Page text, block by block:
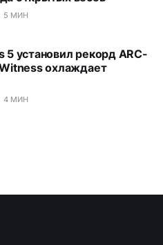
5 МИН
5 установил рекорд ARC-
охлаждает
4 МИН